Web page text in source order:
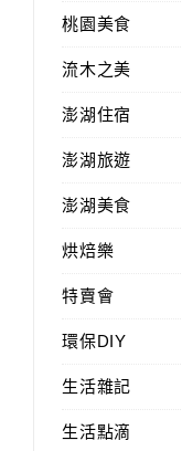
桃園美食
流木之美
澎湖住宿
澎湖旅遊
澎湖美食
烘焙樂
特賣會
環保DIY
生活雜記
生活點滴